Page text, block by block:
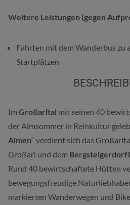
Weitere Leistungen (gegen
Fahrten mit dem Wanderbus zu
Startplätzen
Im Großarltal mit seinen 40
der Almsommer in Reinkultur
Almen“ verdient sich das
Großarl und dem
Rund 40 bewirtschaftete Hütten
bewegungsfreudige
markierten Wanderwegen und